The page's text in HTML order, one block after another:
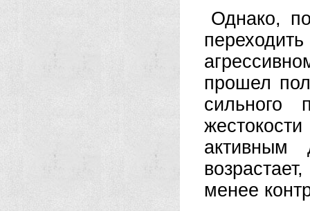
Однако,
прошел
сильного
активным
менее